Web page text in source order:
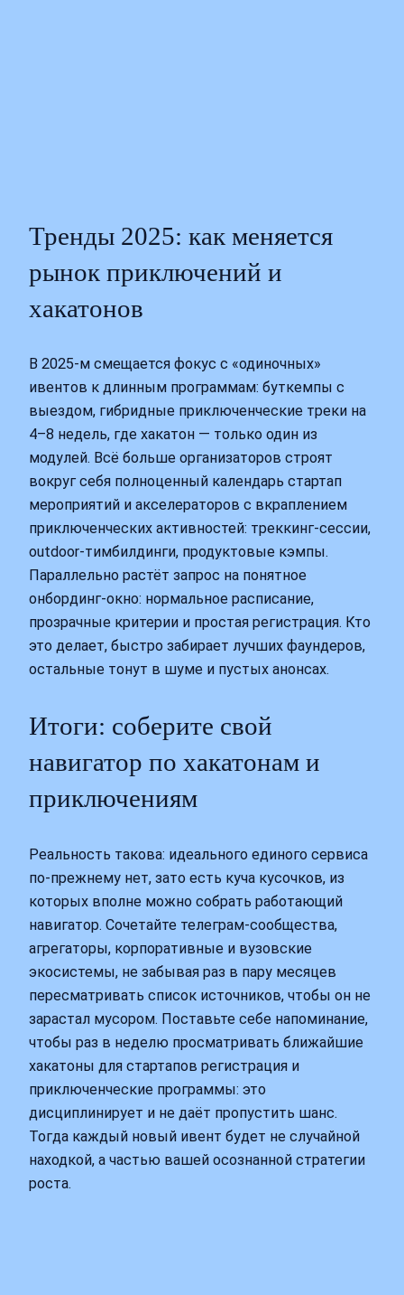
Тренды 2025: как меняется
рынок приключений и
хакатонов
В 2025‑м смещается фокус с «одиночных»
ивентов к длинным программам: буткемпы с
выездом, гибридные приключенческие треки на
4–8 недель, где хакатон — только один из
модулей. Всё больше организаторов строят
вокруг себя полноценный календарь стартап
мероприятий и акселераторов с вкраплением
приключенческих активностей: треккинг‑сессии,
outdoor‑тимбилдинги, продуктовые кэмпы.
Параллельно растёт запрос на понятное
онбординг‑окно: нормальное расписание,
прозрачные критерии и простая регистрация. Кто
это делает, быстро забирает лучших фаундеров,
остальные тонут в шуме и пустых анонсах.
Итоги: соберите свой
навигатор по хакатонам и
приключениям
Реальность такова: идеального единого сервиса
по‑прежнему нет, зато есть куча кусочков, из
которых вполне можно собрать работающий
навигатор. Сочетайте телеграм‑сообщества,
агрегаторы, корпоративные и вузовские
экосистемы, не забывая раз в пару месяцев
пересматривать список источников, чтобы он не
зарастал мусором. Поставьте себе напоминание,
чтобы раз в неделю просматривать ближайшие
хакатоны для стартапов регистрация и
приключенческие программы: это
дисциплинирует и не даёт пропустить шанс.
Тогда каждый новый ивент будет не случайной
находкой, а частью вашей осознанной стратегии
роста.